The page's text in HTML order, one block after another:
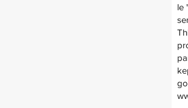
le